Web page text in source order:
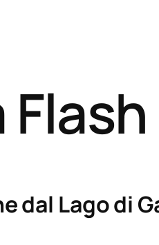
dal Lago di